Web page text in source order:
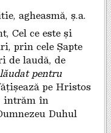
agheasmă, ș.a.
Cel ce este și
prin cele Șapte
de laudă, de
pentru
pe Hristos
intrăm în
Duhul